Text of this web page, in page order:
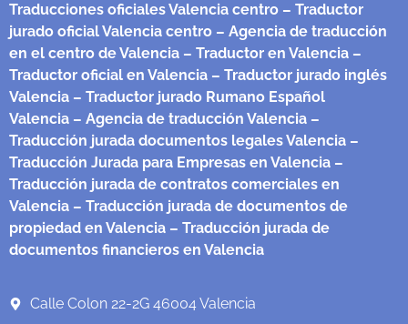
Traducciones oficiales Valencia centro – Traductor
jurado oficial Valencia centro – Agencia de traducción
en el centro de Valencia – Traductor en Valencia –
Traductor oficial en Valencia – Traductor jurado inglés
Valencia – Traductor jurado Rumano Español
Valencia – Agencia de traducción Valencia –
Traducción jurada documentos legales Valencia –
Traducción Jurada para Empresas en Valencia –
Traducción jurada de contratos comerciales en
Valencia – Traducción jurada de documentos de
propiedad en Valencia – Traducción jurada de
documentos financieros en Valencia
Calle Colon 22-2G 46004 Valencia